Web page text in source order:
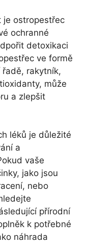
je ostropestřec
ochranné
detoxikaci
ve formě
rakytník,
může
a zlepšit
léků je důležité
a
vaše
jako jsou
nebo
přírodní
k potřebné
náhrada